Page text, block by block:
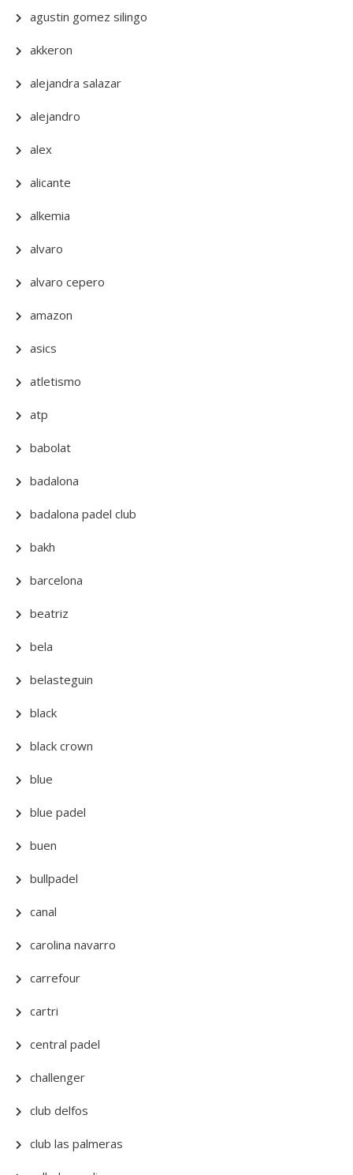
agustin gomez silingo
akkeron
alejandra salazar
alejandro
alex
alicante
alkemia
alvaro
alvaro cepero
amazon
asics
atletismo
atp
babolat
badalona
badalona padel club
bakh
barcelona
beatriz
bela
belasteguin
black
black crown
blue
blue padel
buen
bullpadel
canal
carolina navarro
carrefour
cartri
central padel
challenger
club delfos
club las palmeras